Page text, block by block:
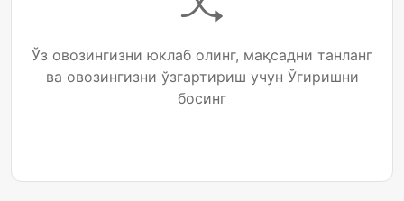
Ўз овозингизни юклаб олинг, мақсадни танланг
ва овозингизни ўзгартириш учун Ўгиришни
босинг